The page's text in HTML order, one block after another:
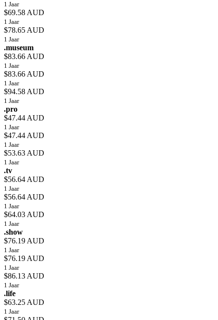
1 Jaar
$69.58 AUD
1 Jaar
$78.65 AUD
1 Jaar
.museum
$83.66 AUD
1 Jaar
$83.66 AUD
1 Jaar
$94.58 AUD
1 Jaar
.pro
$47.44 AUD
1 Jaar
$47.44 AUD
1 Jaar
$53.63 AUD
1 Jaar
.tv
$56.64 AUD
1 Jaar
$56.64 AUD
1 Jaar
$64.03 AUD
1 Jaar
.show
$76.19 AUD
1 Jaar
$76.19 AUD
1 Jaar
$86.13 AUD
1 Jaar
.life
$63.25 AUD
1 Jaar